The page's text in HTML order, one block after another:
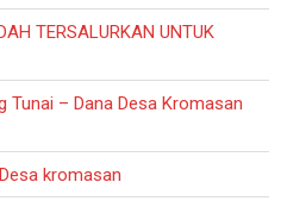
TERSALURKAN UNTUK
Tunai – Dana Desa Kromasan
kromasan